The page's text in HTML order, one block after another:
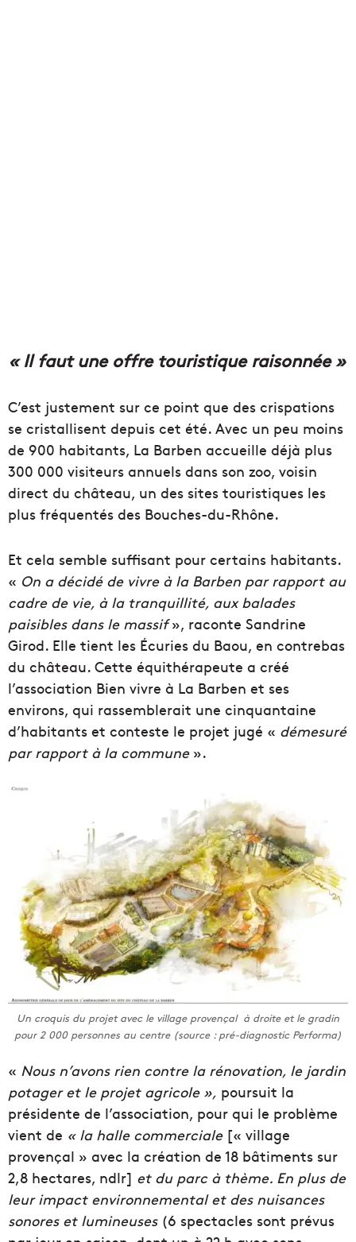
« Il faut une offre touristique raisonnée »
C’est justement sur ce point que des crispations
se cristallisent depuis cet été. Avec un peu moins
de 900 habitants, La Barben accueille déjà plus
300 000 visiteurs annuels dans son zoo, voisin
direct du château, un des sites touristiques les
plus fréquentés des Bouches-du-Rhône.
Et cela semble suffisant pour certains habitants.
« On a décidé de vivre à la Barben par rapport au
cadre de vie, à la tranquillité, aux balades
paisibles dans le massif», raconte Sandrine
Girod. Elle tient les Écuries du Baou, en contrebas
du château. Cette équithérapeute a créé
l’association Bien vivre à La Barben et ses
environs, qui rassemblerait une cinquantaine
d’habitants et conteste le projet jugé « démesuré
par rapport à la commune».
Un croquis du projet avec le village provençal à droite et le gradin
pour 2 000 personnes au centre (source : pré-diagnostic Performa)
« Nous n’avons rien contre la rénovation, le jardin
potager et le projet agricole », poursuit la
présidente de l’association, pour qui le problème
vient de « la halle commerciale [« village
provençal » avec la création de 18 bâtiments sur
2,8 hectares, ndlr] et du parc à thème. En plus de
leur impact environnemental et des nuisances
sonores et lumineuses (6 spectacles sont prévus